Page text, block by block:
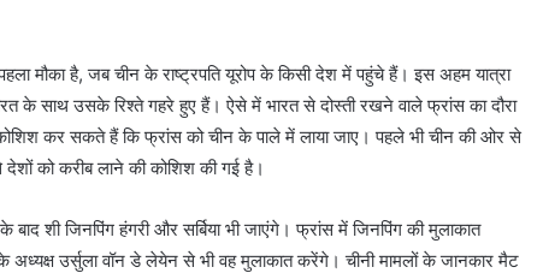
मौका है, जब चीन के राष्ट्रपति यूरोप के किसी देश में पहुंचे हैं। इस अहम यात्रा
के साथ उसके रिश्ते गहरे हुए हैं। ऐसे में भारत से दोस्ती रखने वाले फ्रांस का दौरा
कर सकते हैं कि फ्रांस को चीन के पाले में लाया जाए। पहले भी चीन की ओर से
देशों को करीब लाने की कोशिश की गई है।
शी जिनपिंग हंगरी और सर्बिया भी जाएंगे। फ्रांस में जिनपिंग की मुलाकात
अध्यक्ष उर्सुला वॉन डे लेयेन से भी वह मुलाकात करेंगे। चीनी मामलों के जानकार मैट